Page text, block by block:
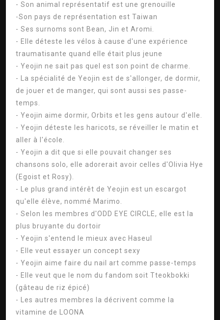
- Son animal représentatif est une grenouille
-Son pays de représentation est Taiwan
- Ses surnoms sont Bean, Jin et Aromi.
- Elle déteste les vélos à cause d'une expérience
traumatisante quand elle était plus jeune
- Yeojin ne sait pas quel est son point de charme.
- La spécialité de Yeojin est de s'allonger, de dormir,
de jouer et de manger, qui sont aussi ses passe-
temps.
- Yeojin aime dormir, Orbits et les gens autour d'elle.
- Yeojin déteste les haricots, se réveiller le matin et
aller à l'école.
- Yeojin a dit que si elle pouvait changer ses
chansons solo, elle adorerait avoir celles d'Olivia Hye
(Egoist et Rosy).
- Le plus grand intérêt de Yeojin est un escargot
qu'elle élève, nommé Marimo.
- Selon les membres d'ODD EYE CIRCLE, elle est la
plus bruyante du dortoir
- Yeojin s'entend le mieux avec Haseul
- Elle veut essayer un concept sexy
- Yeojin aime faire du nail art comme passe-temps
- Elle veut que le nom du fandom soit Tteokbokki
(gâteau de riz épicé)
- Les autres membres la décrivent comme la
vitamine de LOONA